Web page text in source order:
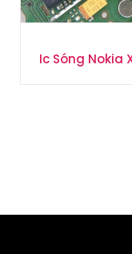
Ic Sóng Nokia